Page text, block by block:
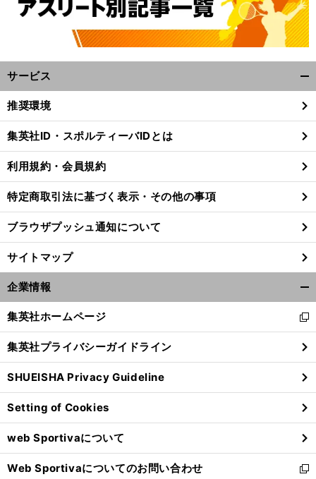
サービス
閉
る
推奨環境
集英社ID・スポルティーバIDとは
利用規約・会員規約
特定商取引法に基づく表示・その他の事項
ブラウザプッシュ通知について
サイトマップ
企業情報
閉
る
集英社ホームページ
新
し
い
ウ
ィ
ン
ド
ウ
で
開
く
集英社プライバシーガイドライン
SHUEISHA Privacy Guideline
Setting of Cookies
web Sportivaについて
Web Sportivaについてのお問い合わせ
新